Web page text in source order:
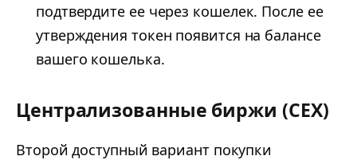
подтвердите ее через кошелек. После ее
утверждения токен появится на балансе
вашего кошелька.
Централизованные биржи (CEX)
Второй доступный вариант покупки